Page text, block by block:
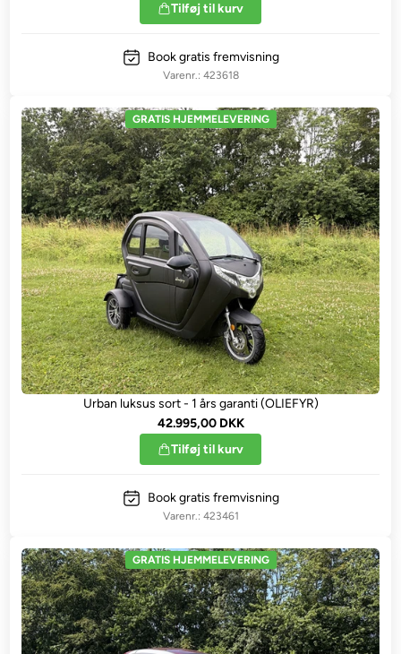
Tilføj til kurv
Book gratis fremvisning
423618
GRATIS HJEMMELEVERING
Urban luksus sort - 1 års garanti (OLIEFYR)
42.995,00 DKK
Tilføj til kurv
Book gratis fremvisning
423461
GRATIS HJEMMELEVERING